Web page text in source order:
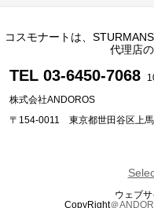
コスモナートは、
代理店
TEL 03-6450-7068
株式会社ANDOROS
〒154-0011 東京都世田谷区上
ウェブ
CopyRight＠